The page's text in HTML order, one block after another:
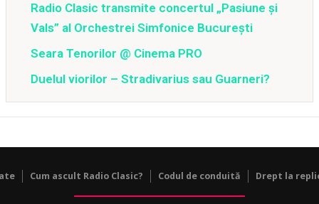
Radio Clasic transmite concertul „Pasiune și
Vals” al Orchestrei Simfonice București
Seara Tenorilor @ Cinema PRO
Duelul viorilor – Stradivarius sau Guarneri?
Cum ascult Radio Clasic? Codul de conduită Drept la